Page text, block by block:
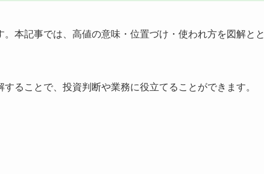
本記事では、高値の意味・位置づけ・使われ方を図解とと
ることで、投資判断や業務に役立てることができます。